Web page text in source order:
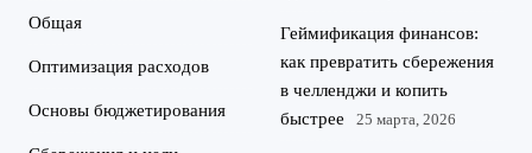
Общая
Оптимизация расходов
Основы бюджетирования
Геймификация финансов:
как превратить сбережения
в челленджи и копить
быстрее
25 марта, 2026